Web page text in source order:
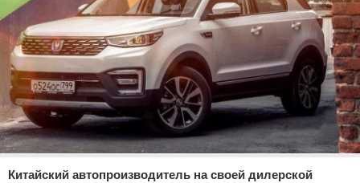
Разное
Китайский автопроизводитель на своей дилерской